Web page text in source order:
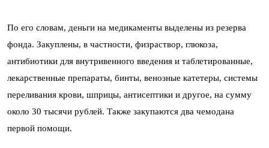
По его словам, деньги на медикаменты выделены из резерва
фонда. Закуплены, в частности, физраствор, глюкоза,
антибиотики для внутривенного введения и таблетированные,
лекарственные препараты, бинты, венозные катетеры, системы
переливания крови, шприцы, антисептики и другое, на сумму
около 30 тысячи рублей. Также закупаются два чемодана
первой помощи.